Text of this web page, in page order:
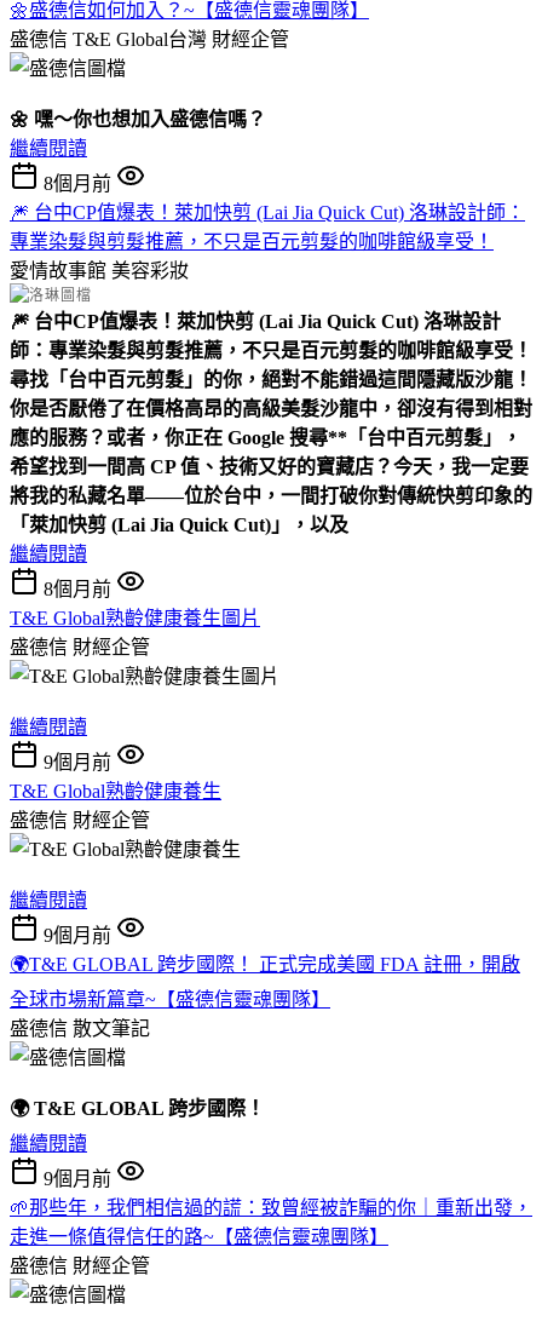
🌼盛德信如何加入？~【盛德信靈魂團隊】
盛德信 T&E Global台灣 財經企管
🌼 嘿～你也想加入盛德信嗎？
繼續閱讀
8個月前
🎆 台中CP值爆表！萊加快剪 (Lai Jia Quick Cut) 洛琳設計師：
專業染髮與剪髮推薦，不只是百元剪髮的咖啡館級享受！
愛情故事館 美容彩妝
🎆 台中CP值爆表！萊加快剪 (Lai Jia Quick Cut) 洛琳設計
師：專業染髮與剪髮推薦，不只是百元剪髮的咖啡館級享受！
​尋找「台中百元剪髮」的你，絕對不能錯過這間隱藏版沙龍！
​你是否厭倦了在價格高昂的高級美髮沙龍中，卻沒有得到相對
應的服務？或者，你正在 Google 搜尋**「台中百元剪髮」，
希望找到一間高 CP 值、技術又好的寶藏店？今天，我一定要
將我的私藏名單——位於台中，一間打破你對傳統快剪印象的
「萊加快剪 (Lai Jia Quick Cut)」，以及
繼續閱讀
8個月前
T&E Global熟齡健康養生圖片
盛德信 財經企管
繼續閱讀
9個月前
T&E Global熟齡健康養生
盛德信 財經企管
繼續閱讀
9個月前
🌍T&E GLOBAL 跨步國際！ 正式完成美國 FDA 註冊，開啟
全球市場新篇章~【盛德信靈魂團隊】
盛德信 散文筆記
🌍 T&E GLOBAL 跨步國際！
繼續閱讀
9個月前
🌱那些年，我們相信過的謊：致曾經被詐騙的你｜重新出發，
走進一條值得信任的路~【盛德信靈魂團隊】
盛德信 財經企管